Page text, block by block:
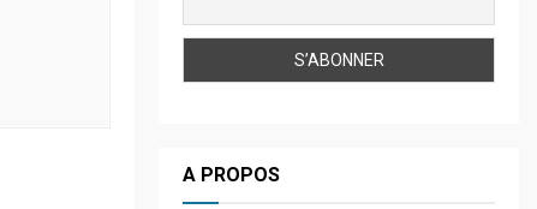
A PROPOS